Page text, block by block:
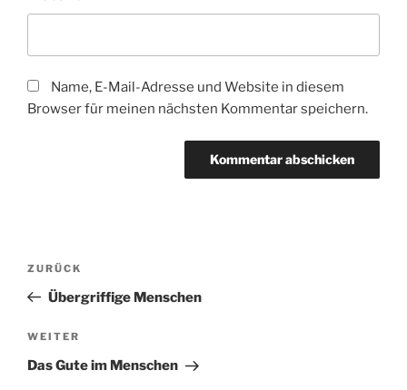
Name, E-Mail-Adresse und Website in diesem
Browser für meinen nächsten Kommentar speichern.
Beitragsnavigation
Vorheriger
Beitrag
ZURÜCK
Übergriffige Menschen
Nächster
Beitrag
WEITER
Das Gute im Menschen